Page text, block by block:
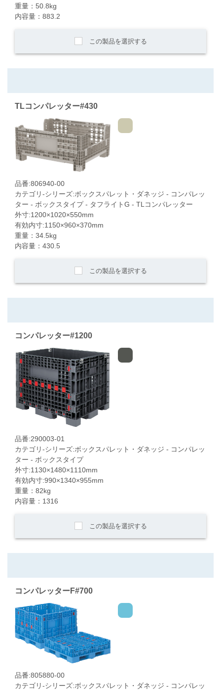
重量：50.8kg
内容量：883.2
この製品を選択する
TLコンパレッター#430
品番:806940-00
カテゴリ-シリーズ:ボックスパレット・ダネッジ - コンパレッ
ター - ボックスタイプ - タフライトG - TLコンパレッター
外寸:1200×1020×550mm
有効内寸:1150×960×370mm
重量：34.5kg
内容量：430.5
この製品を選択する
コンパレッター#1200
品番:290003-01
カテゴリ-シリーズ:ボックスパレット・ダネッジ - コンパレッ
ター - ボックスタイプ
外寸:1130×1480×1110mm
有効内寸:990×1340×955mm
重量：82kg
内容量：1316
この製品を選択する
コンパレッターF#700
品番:805880-00
カテゴリ-シリーズ:ボックスパレット・ダネッジ - コンパレッ